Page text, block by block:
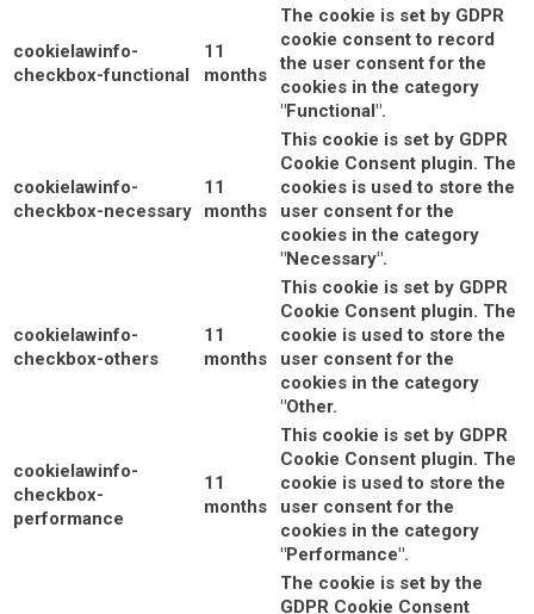
cookielawinfo-
checkbox-functional
11
months
The cookie is set by GDPR
cookie consent to record
the user consent for the
cookies in the category
"Functional".
cookielawinfo-
checkbox-necessary
11
months
This cookie is set by GDPR
Cookie Consent plugin. The
cookies is used to store the
user consent for the
cookies in the category
"Necessary".
cookielawinfo-
checkbox-others
11
months
This cookie is set by GDPR
Cookie Consent plugin. The
cookie is used to store the
user consent for the
cookies in the category
"Other.
cookielawinfo-
checkbox-
performance
11
months
This cookie is set by GDPR
Cookie Consent plugin. The
cookie is used to store the
user consent for the
cookies in the category
"Performance".
The cookie is set by the
GDPR Cookie Consent